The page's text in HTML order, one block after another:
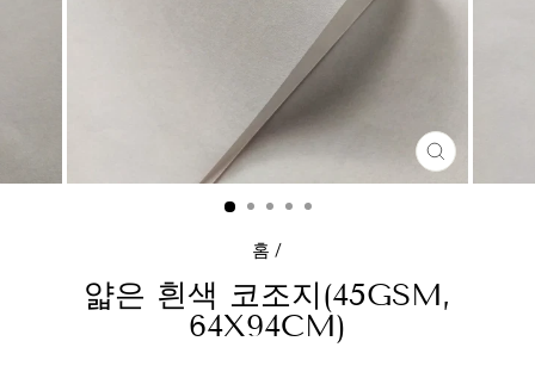
닫
기
홈 /
얇은 흰색 코조지(45GSM,
64X94CM)